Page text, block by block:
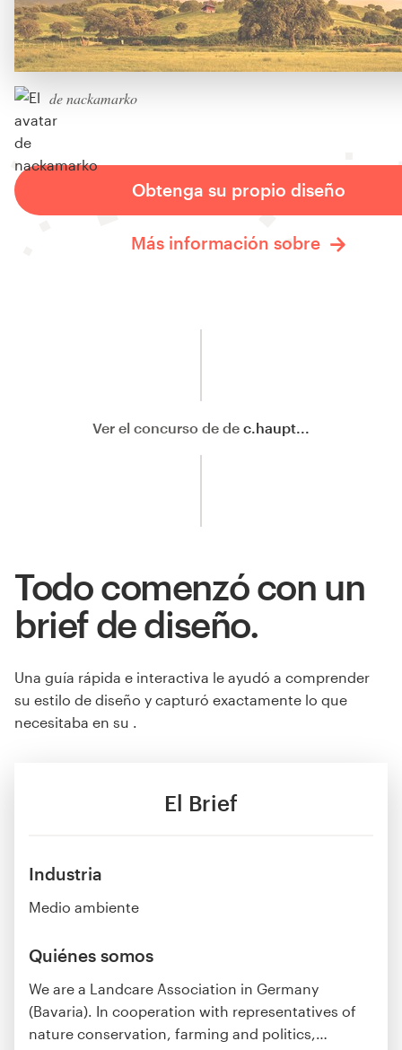
de nackamarko
Obtenga su propio diseño
Más información sobre
Ver el concurso de de c.haupt...
El Brief
Industria
Medio ambiente
Quiénes somos
We are a Landcare Association in Germany
(Bavaria). In cooperation with representatives of
nature conservation, farming and politics,
Todo comenzó con un
brief de diseño.
Una guía rápida e interactiva le ayudó a comprender
su estilo de diseño y capturó exactamente lo que
necesitaba en su .